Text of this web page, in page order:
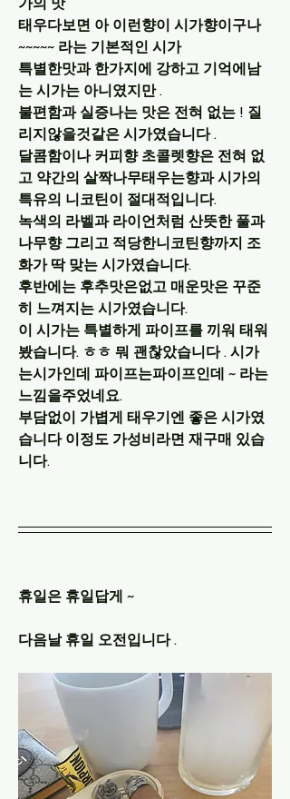
태우다보면 아 이런향이 시가향이구나
~~~~~ 라는 기본적인 시가
특별한맛과 한가지에 강하고 기억에남
는 시가는 아니였지만 .
불편함과 실증나는 맛은 전혀 없는 ! 질
리지않을것같은 시가였습니다 .
달콤함이나 커피향 초콜렛향은 전혀 없
고 약간의 살짝나무태우는향과 시가의
특유의 니코틴이 절대적입니다.
녹색의 라벨과 라이언처럼 산뜻한 풀과
나무향 그리고 적당한니코틴향까지 조
화가 딱 맞는 시가였습니다.
후반에는 후추맛은없고 매운맛은 꾸준
히 느껴지는 시가였습니다.
이 시가는 특별하게 파이프를 끼워 태워
봤습니다. ㅎㅎ 뭐 괜찮았습니다 . 시가
는시가인데 파이프는파이프인데 ~ 라는
느낌을주었네요.
부담없이 가볍게 태우기엔 좋은 시가였
습니다 이정도 가성비라면 재구매 있습
니다.
휴일은 휴일답게 ~
다음날 휴일 오전입니다 .